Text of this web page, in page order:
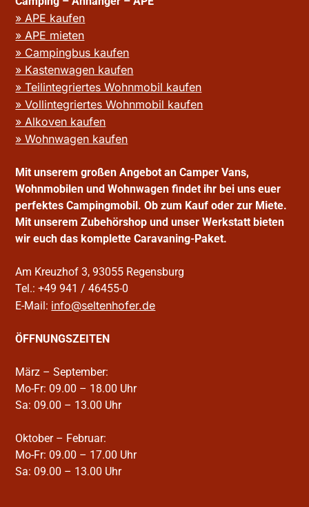
» APE kaufen
» APE mieten
» Campingbus kaufen
» Kastenwagen kaufen
» Teilintegriertes Wohnmobil kaufen
» Vollintegriertes Wohnmobil kaufen
» Alkoven kaufen
» Wohnwagen kaufen
Mit unserem großen Angebot an Camper Vans,
Wohnmobilen und Wohnwagen findet ihr bei uns euer
perfektes Campingmobil. Ob zum Kauf oder zur Miete.
Mit unserem Zubehörshop und unser Werkstatt bieten
wir euch das komplette Caravaning-Paket.
Am Kreuzhof 3, 93055 Regensburg
Tel.: +49 941 / 46455-0
E-Mail: info@seltenhofer.de
ÖFFNUNGSZEITEN
März – September:
Mo-Fr: 09.00 – 18.00 Uhr
Sa: 09.00 – 13.00 Uhr
Oktober – Februar:
Mo-Fr: 09.00 – 17.00 Uhr
Sa: 09.00 – 13.00 Uhr